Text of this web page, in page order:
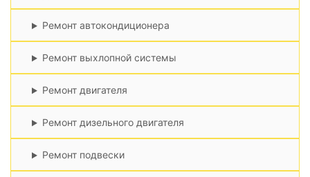
Ремонт автокондиционера
Ремонт выхлопной системы
Ремонт двигателя
Ремонт дизельного двигателя
Ремонт подвески